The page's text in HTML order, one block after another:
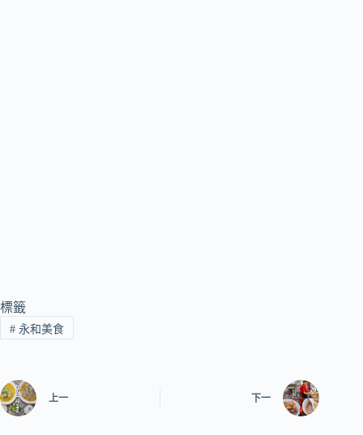
標籤
#永和美食
上一 下一